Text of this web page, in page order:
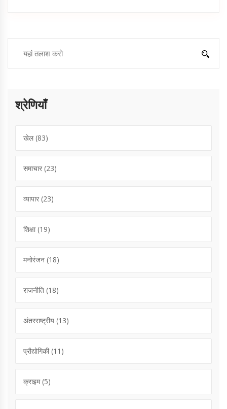
श्रेणियाँ
खेल(83)
समाचार (23)
व्यापार (23)
शिक्षा(19)
मनोरंजन (18)
राजनीति (18)
अंतरराष्ट्रीय (13)
प्रौद्योगिकी(11)
क्राइम(5)